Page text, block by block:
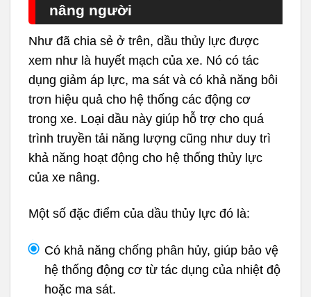
nâng người
Như đã chia sẻ ở trên, dầu thủy lực được
xem như là huyết mạch của xe. Nó có tác
dụng giảm áp lực, ma sát và có khả năng bôi
trơn hiệu quả cho hệ thống các động cơ
trong xe. Loại dầu này giúp hỗ trợ cho quá
trình truyền tải năng lượng cũng như duy trì
khả năng hoạt động cho hệ thống thủy lực
của xe nâng.
Một số đặc điểm của dầu thủy lực đó là:
Có khả năng chống phân hủy, giúp bảo vệ
hệ thống động cơ từ tác dụng của nhiệt độ
hoặc ma sát.